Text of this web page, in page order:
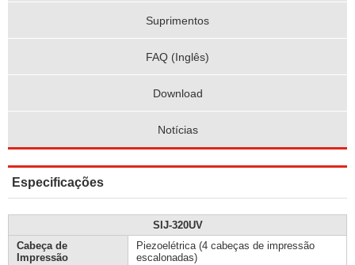
Suprimentos
FAQ (Inglês)
Download
Notícias
Especificações
SIJ-320UV
Cabeça de
Impressão
Piezoelétrica (4 cabeças de impressão
escalonadas)